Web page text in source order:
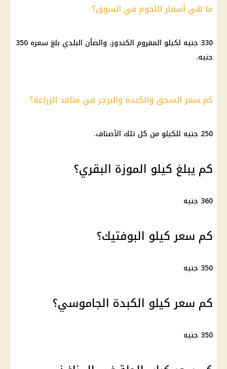
ما هي أسعار اللحوم في السوق؟
330 جنيه لكيلو المفروم الكندوز، والضأن البلدي بلغ سعره 350
جنيه.
كم سعر السجق والكبدة والبرجر في منافذ الزراعة؟
250 جنيه للكيلو من كل تلك الأصناف.
كم يبلغ كيلو الموزة البقري؟
360 جنيه
كم سعر كيلو البوفتيك؟
350 جنيه
كم سعر كيلو الكبدة الجاموسي؟
350 جنيه